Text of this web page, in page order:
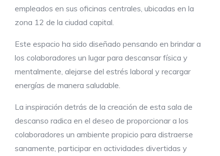
empleados en sus oficinas centrales, ubicadas en la
zona 12 de la ciudad capital.
Este espacio ha sido diseñado pensando en brindar a
los colaboradores un lugar para descansar física y
mentalmente, alejarse del estrés laboral y recargar
energías de manera saludable.
La inspiración detrás de la creación de esta sala de
descanso radica en el deseo de proporcionar a los
colaboradores un ambiente propicio para distraerse
sanamente, participar en actividades divertidas y